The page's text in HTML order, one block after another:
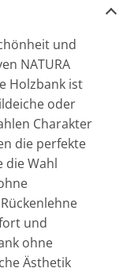
und
NATURA
Holzbank ist
oder
Charakter
die perfekte
die Wahl
und
ohne
Ästhetik